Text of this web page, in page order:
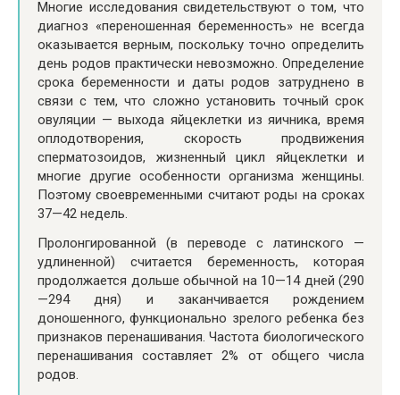
Многие исследования свидетельствуют о том, что
диагноз «переношенная беременность» не всегда
оказывается верным, поскольку точно определить
день родов практически невозможно. Определение
срока беременности и даты родов затруднено в
связи с тем, что сложно установить точный срок
овуляции — выхода яйцеклетки из яичника, время
оплодотворения, скорость продвижения
сперматозоидов, жизненный цикл яйцеклетки и
многие другие особенности организма женщины.
Поэтому своевременными считают роды на сроках
37—42 недель.
Пролонгированной (в переводе с латинского —
удлиненной) считается беременность, которая
продолжается дольше обычной на 10—14 дней (290
—294 дня) и заканчивается рождением
доношенного, функционально зрелого ребенка без
признаков перенашивания. Частота биологического
перенашивания составляет 2% от общего числа
родов.